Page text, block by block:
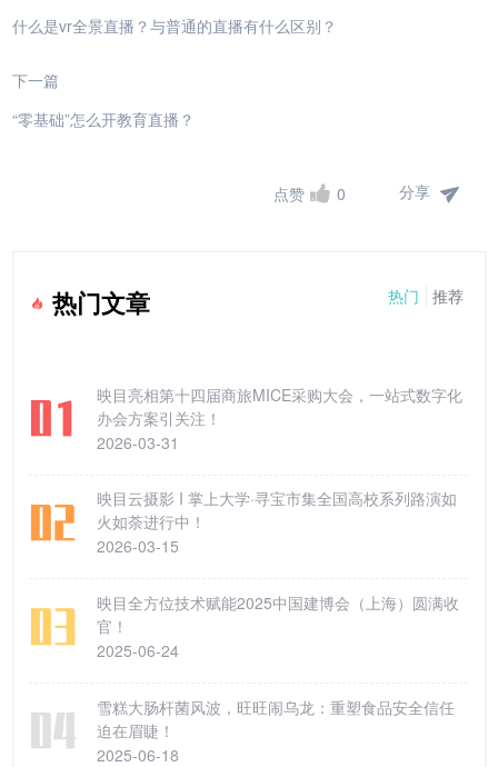
什么是vr全景直播？与普通的直播有什么区别？
下一篇
“零基础”怎么开教育直播？
点赞 0 分享
热门文章 热门 推荐
映目亮相第十四届商旅MICE采购大会，一站式数字化
办会方案引关注！
2026-03-31
映目云摄影 I 掌上大学·寻宝市集全国高校系列路演如
火如荼进行中！
2026-03-15
映目全方位技术赋能2025中国建博会（上海）圆满收
官！
2025-06-24
雪糕大肠杆菌风波，旺旺闹乌龙：重塑食品安全信任
迫在眉睫！
2025-06-18